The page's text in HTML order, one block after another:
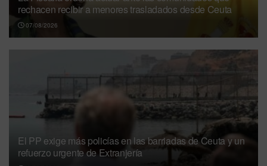
rechacen recibir a menores trasladados desde Ceuta
07/08/2026
El PP exige más policías en las barriadas de Ceuta y un
refuerzo urgente de Extranjería